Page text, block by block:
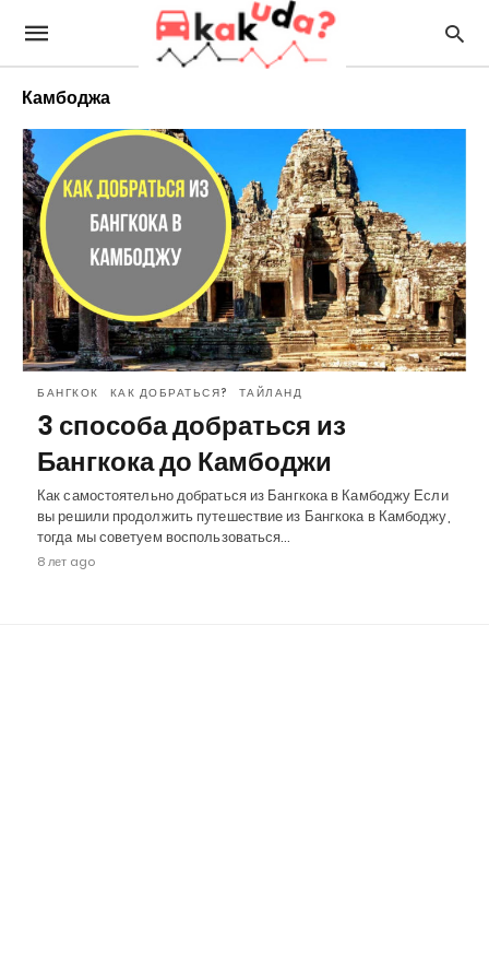
Камбоджа
БАНГКОК КАК ДОБРАТЬСЯ? ТАЙЛАНД
3 способа добраться из
Бангкока до Камбоджи
Как самостоятельно добраться из Бангкока в Камбоджу Если
вы решили продолжить путешествие из Бангкока в Камбоджу,
тогда мы советуем воспользоваться…
8 лет ago